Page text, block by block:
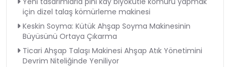
için dizel talaş kömürleme makinesi
Keskin Soyma: Kütük Ahşap Soyma Makinesinin
Büyüsünü Ortaya Çıkarma
Ticari Ahşap Talaşı Makinesi Ahşap Atık Yönetimini
Devrim Niteliğinde Yeniliyor